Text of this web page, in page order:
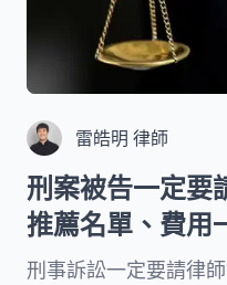
雷皓明 律師
刑案被告一定要
推薦名單、費用
刑事訴訟一定要請律